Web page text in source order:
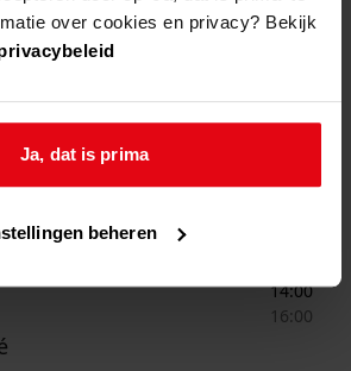
over cookies en privacy? Bekijk
Ja, dat is prima
beheren
30 sep
16:00
in westfriesland
14:00
16:00